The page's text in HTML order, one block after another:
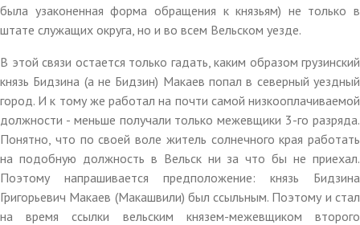
была узаконенная форма обращения к князьям) не только в
штате служащих округа, но и во всем Вельском уезде.
В этой связи остается только гадать, каким образом грузинский
князь Бидзина (а не Бидзин) Макаев попал в северный уездный
город. И к тому же работал на почти самой низкооплачиваемой
должности - меньше получали только межевщики 3-го разряда.
Понятно, что по своей воле житель солнечного края работать
на подобную должность в Вельск ни за что бы не приехал.
Поэтому напрашивается предположение: князь Бидзина
Григорьевич Макаев (Макашвили) был ссыльным. Поэтому и стал
на время ссылки вельским князем-межевщиком второго